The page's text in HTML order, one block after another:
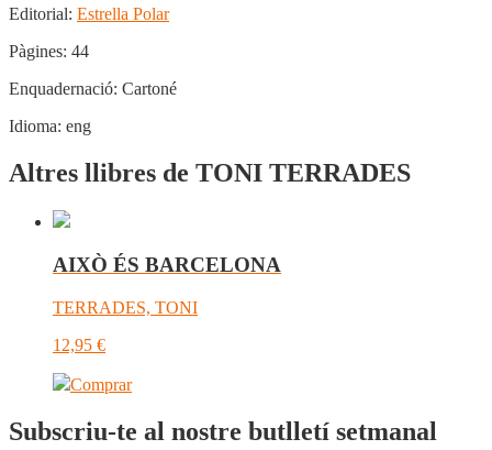
Editorial: Estrella Polar
Pàgines: 44
Enquadernació: Cartoné
Idioma: eng
Altres llibres de TONI TERRADES
AIXÒ ÉS BARCELONA
TERRADES, TONI
12,95 €
Comprar
Subscriu-te al nostre butlletí setmanal